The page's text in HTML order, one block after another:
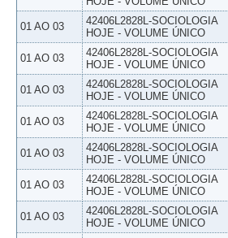
01 AO 03
42406L2828L-SOCIOLOGIA
HOJE - VOLUME ÚNICO
01 AO 03
42406L2828L-SOCIOLOGIA
HOJE - VOLUME ÚNICO
01 AO 03
42406L2828L-SOCIOLOGIA
HOJE - VOLUME ÚNICO
01 AO 03
42406L2828L-SOCIOLOGIA
HOJE - VOLUME ÚNICO
01 AO 03
42406L2828L-SOCIOLOGIA
HOJE - VOLUME ÚNICO
01 AO 03
42406L2828L-SOCIOLOGIA
HOJE - VOLUME ÚNICO
01 AO 03
42406L2828L-SOCIOLOGIA
HOJE - VOLUME ÚNICO